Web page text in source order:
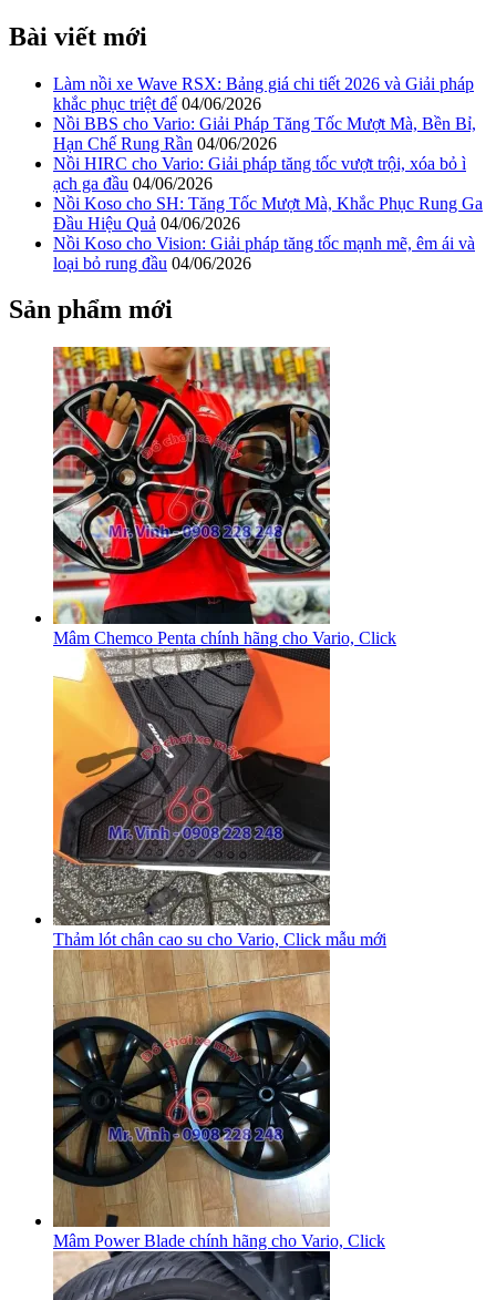
Bài viết mới
Làm nồi xe Wave RSX: Bảng giá chi tiết 2026 và Giải pháp
khắc phục triệt để 04/06/2026
Nồi BBS cho Vario: Giải Pháp Tăng Tốc Mượt Mà, Bền Bỉ,
Hạn Chế Rung Rần 04/06/2026
Nồi HIRC cho Vario: Giải pháp tăng tốc vượt trội, xóa bỏ ì
ạch ga đầu 04/06/2026
Nồi Koso cho SH: Tăng Tốc Mượt Mà, Khắc Phục Rung Ga
Đầu Hiệu Quả 04/06/2026
Nồi Koso cho Vision: Giải pháp tăng tốc mạnh mẽ, êm ái và
loại bỏ rung đầu 04/06/2026
Sản phẩm mới
Mâm Chemco Penta chính hãng cho Vario, Click
Thảm lót chân cao su cho Vario, Click mẫu mới
Mâm Power Blade chính hãng cho Vario, Click